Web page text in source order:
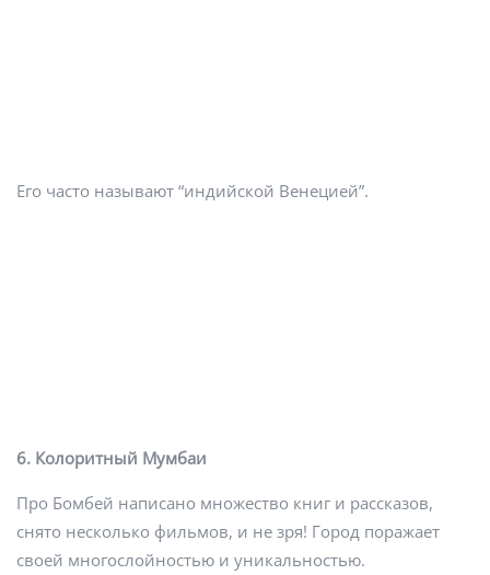
Его часто называют “индийской Венецией”.
6. Колоритный Мумбаи
Про Бомбей написано множество книг и рассказов,
снято несколько фильмов, и не зря! Город поражает
своей многослойностью и уникальностью.